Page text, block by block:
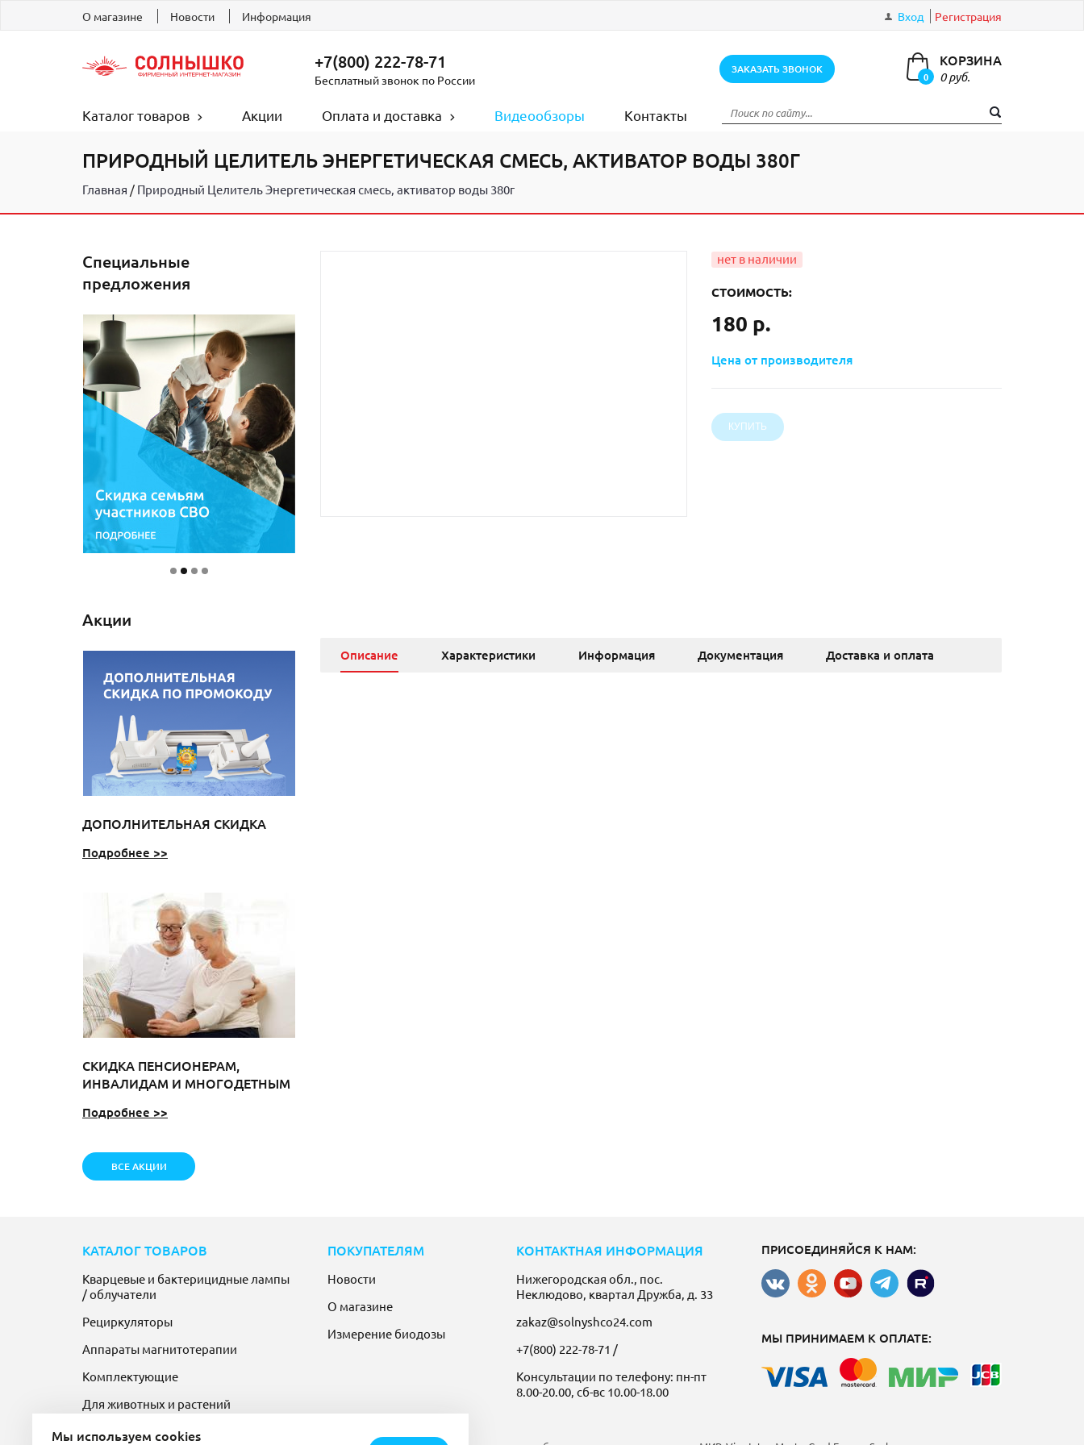
О магазине Новости Информация Вход Регистрация
+7(800) 222-78-71
Бесплатный звонок по России
ЗАКАЗАТЬ ЗВОНОК
0
КОРЗИНА
0 руб.
Каталог товаров Акции Оплата и доставка Видеообзоры Контакты
ПРИРОДНЫЙ ЦЕЛИТЕЛЬ ЭНЕРГЕТИЧЕСКАЯ СМЕСЬ, АКТИВАТОР ВОДЫ 380Г
Главная Природный Целитель Энергетическая смесь, активатор воды 380г
СТОИМОСТЬ:
180 р.
Цена от производителя
Описание Характеристики Информация Документация Доставка и оплата
Специальные
предложения
Акции
ДОПОЛНИТЕЛЬНАЯ СКИДКА
Подробнее >>
СКИДКА ПЕНСИОНЕРАМ,
ИНВАЛИДАМ И МНОГОДЕТНЫМ
Подробнее >>
ВСЕ АКЦИИ
КАТАЛОГ ТОВАРОВ
Кварцевые и бактерицидные лампы
/ облучатели
Рециркуляторы
Аппараты магнитотерапии
Комплектующие
Для животных и растений
ПОКУПАТЕЛЯМ
Новости
О магазине
Измерение биодозы
КОНТАКТНАЯ ИНФОРМАЦИЯ
Нижегородская обл., пос.
Неклюдово, квартал Дружба, д. 33
zakaz@solnyshco24.com
+7(800) 222-78-71 /
Консультации по телефону: пн-пт
8.00-20.00, сб-вс 10.00-18.00
ПРИСОЕДИНЯЙСЯ К НАМ:
МЫ ПРИНИМАЕМ К ОПЛАТЕ:
Мы используем cookies